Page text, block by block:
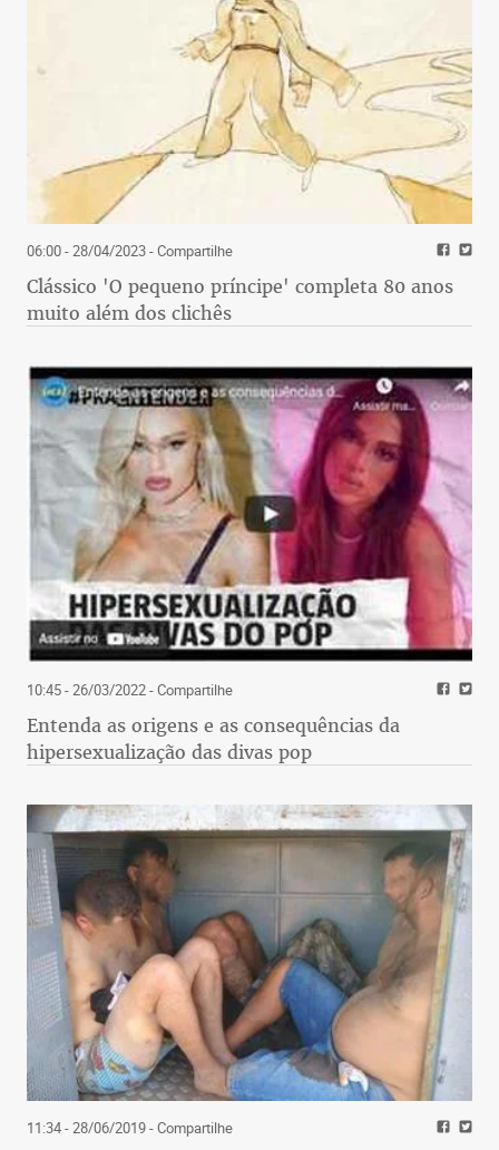
06:00 - 28/04/2023- Compartilhe
Clássico 'O pequeno príncipe' completa 80 anos
muito além dos clichês
10:45 - 26/03/2022- Compartilhe
Entenda as origens e as consequências da
hipersexualização das divas pop
11:34 - 28/06/2019- Compartilhe